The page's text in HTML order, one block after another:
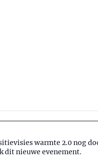
warmte 2.0 nog
dit nieuwe evenement.